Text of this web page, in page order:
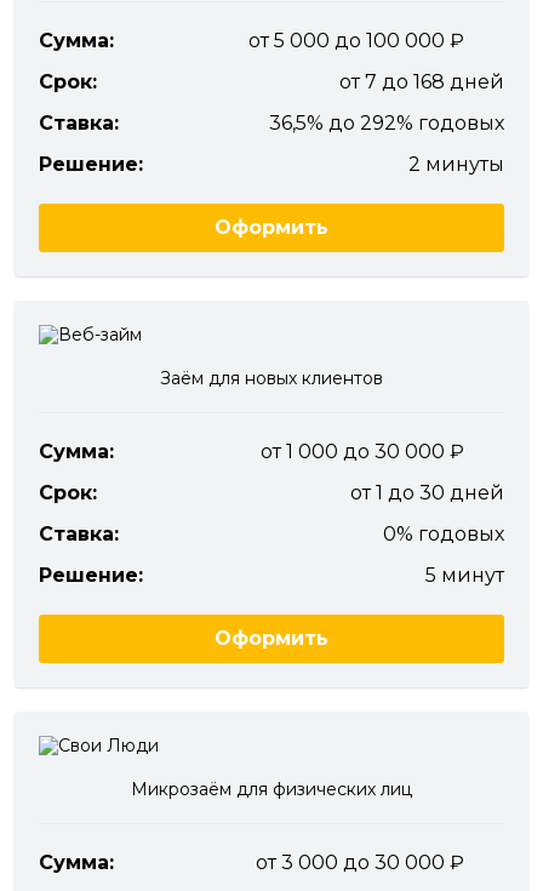
Сумма:
от 5 000 до 100 000
Срок:
от 7 до 168 дней
Ставка:
36,5% до 292% годовых
Решение:
2 минуты
Оформить
Заём для новых клиентов
Сумма:
от 1 000 до 30 000
Срок:
от 1 до 30 дней
Ставка:
0% годовых
Решение:
5 минут
Оформить
Микрозаём для физических лиц
Сумма:
от 3 000 до 30 000